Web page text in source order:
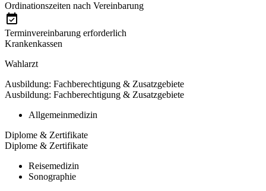
Ordinationszeiten nach Vereinbarung
Terminvereinbarung erforderlich
Krankenkassen
Wahlarzt
Ausbildung: Fachberechtigung & Zusatzgebiete
Ausbildung: Fachberechtigung & Zusatzgebiete
Allgemeinmedizin
Diplome & Zertifikate
Diplome & Zertifikate
Reisemedizin
Sonographie